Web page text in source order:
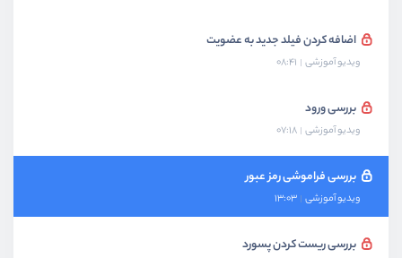
اضافه کردن فیلد جدید به عضویت
ویدیو آموزشی 08:41
بررسی ورود
ویدیو آموزشی 07:18
بررسی فراموشی رمز عبور
ویدیو آموزشی 13:03
بررسی ریست کردن پسورد